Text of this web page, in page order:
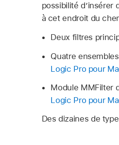
possibilité d’insérer
à cet endroit du
Deux filtres
Quatre
Logic Pro pour
Module MMFilter
Logic Pro pour
Des dizaines de